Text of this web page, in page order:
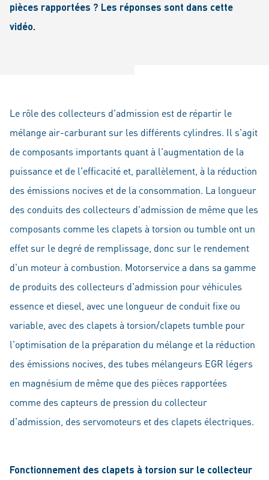
pièces rapportées ? Les réponses sont dans cette
vidéo.
Le rôle des collecteurs d'admission est de répartir le
mélange air-carburant sur les différents cylindres. Il s'agit
de composants importants quant à l'augmentation de la
puissance et de l'efficacité et, parallèlement, à la réduction
des émissions nocives et de la consommation. La longueur
des conduits des collecteurs d'admission de même que les
composants comme les clapets à torsion ou tumble ont un
effet sur le degré de remplissage, donc sur le rendement
d'un moteur à combustion. Motorservice a dans sa gamme
de produits des collecteurs d'admission pour véhicules
essence et diesel, avec une longueur de conduit fixe ou
variable, avec des clapets à torsion/clapets tumble pour
l'optimisation de la préparation du mélange et la réduction
des émissions nocives, des tubes mélangeurs EGR légers
en magnésium de même que des pièces rapportées
comme des capteurs de pression du collecteur
d'admission, des servomoteurs et des clapets électriques.
Fonctionnement des clapets à torsion sur le collecteur